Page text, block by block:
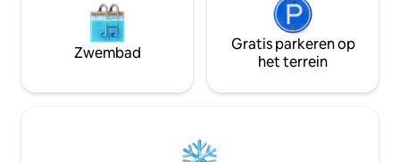
Zwembad
Gratis parkeren op
het terrein